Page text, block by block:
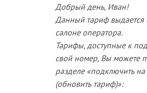
Добрый день, Иван!
Данный тариф выдается
салоне оператора.
Тарифы, доступные к
свой номер, Вы можете
разделе «подключить
(обновить тариф)»: